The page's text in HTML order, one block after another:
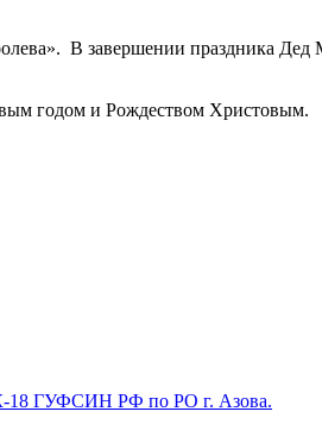
В завершении праздника Дед
годом и Рождеством Христовым.
18 ГУФСИН РФ по РО г. Азова.